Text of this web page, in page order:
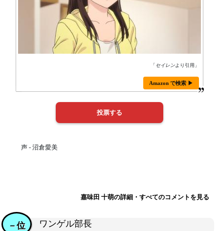
「セイレンより引用」
Amazon で検索 ▶
声 - 沼倉愛美
嘉味田 十萌の詳細・すべてのコメントを見る
ワンゲル部長
－位